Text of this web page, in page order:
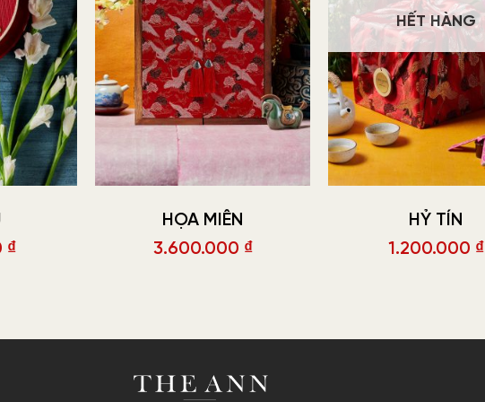
₫
HỌA MIÊN
3.600.000 ₫
HẾT HÀNG
HỶ TÍN
1.200.000 ₫